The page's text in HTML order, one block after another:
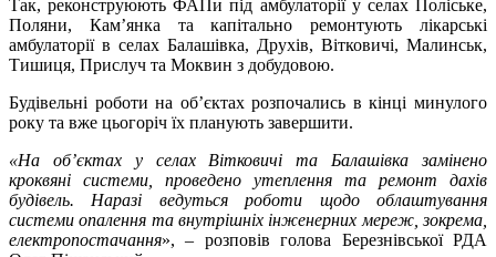
Так, реконструюють ФАПи під амбулаторії у селах Поліське,
Поляни, Кам’янка та капітально ремонтують лікарські
амбулаторії в селах Балашівка, Друхів, Вітковичі, Малинськ,
Тишиця, Прислуч та Моквин з добудовою.
Будівельні роботи на об’єктах розпочались в кінці минулого
року та вже цьогоріч їх планують завершити.
«На об’єктах у селах Вітковичі та Балашівка замінено
кроквяні системи, проведено утеплення та ремонт дахів
будівель. Наразі ведуться роботи щодо облаштування
системи опалення та внутрішніх інженерних мереж, зокрема,
електропостачання», – розповів голова Березнівської РДА